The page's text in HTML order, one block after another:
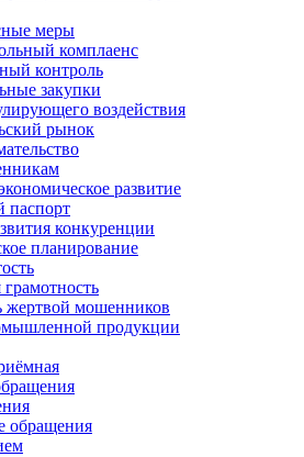
меры
комплаенс
контроль
закупки
воздействия
рынок
развитие
паспорт
конкуренции
планирование
жертвой мошенников
продукции
обращения